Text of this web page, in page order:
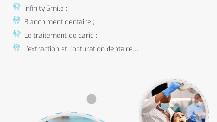
infinity Smile ;
Blanchiment dentaire ;
Le traitement de carie ;
L’extraction et l’obturation dentaire…